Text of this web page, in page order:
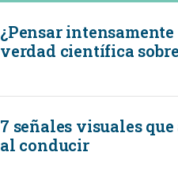
¿Pensar
verdad científica
7 señales visuales
al conducir